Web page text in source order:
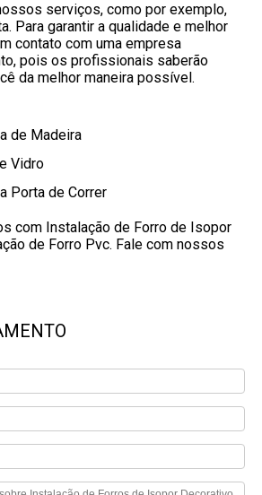
serviços, como por exemplo,
Para garantir a qualidade e melhor
contato com uma empresa
pois os profissionais saberão
da melhor maneira possível.
de Madeira
Vidro
Porta de Correr
com Instalação de Forro de Isopor
de Forro Pvc. Fale com nossos